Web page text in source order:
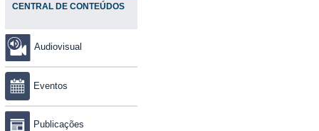
CENTRAL DE CONTEÚDOS
Audiovisual
Eventos
Publicações